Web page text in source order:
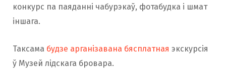
конкурс па паяданні чабурэкаў, фотабудка і шмат
іншага.
Таксама будзе арганізавана бясплатная экскурсія
ў Музей лідскага бровара.